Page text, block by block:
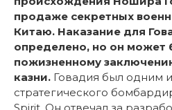
продаже секретных
Китаю. Наказание для
определено, но он может
пожизненному
казни. Говадия был одним
стратегического